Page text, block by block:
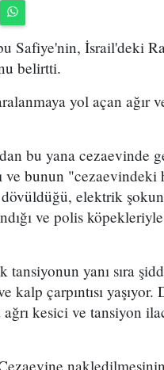
Safiye'nin, İsrail'deki
belirtti.
yol açan ağır
bu yana cezaevinde
bunun "cezaevindeki
elektrik
ve polis köpekleriyle
yanı sıra
kalp çarpıntısı
kesici ve tansiyon